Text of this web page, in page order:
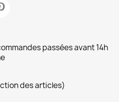
passées avant 14h
des articles)